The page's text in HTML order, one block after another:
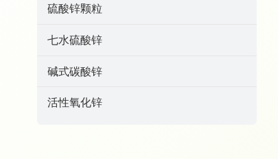
硫酸锌颗粒
七水硫酸锌
碱式碳酸锌
活性氧化锌